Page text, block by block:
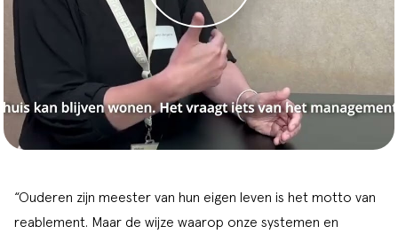
“Ouderen zijn meester van hun eigen leven is het motto van
reablement. Maar de wijze waarop onze systemen en